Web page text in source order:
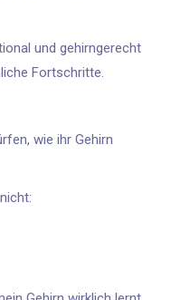
und gehirngerecht
Fortschritte.
wie ihr Gehirn